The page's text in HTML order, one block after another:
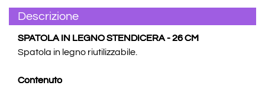
Descrizione
SPATOLA IN LEGNO STENDICERA - 26 CM
Spatola in legno riutilizzabile.
Contenuto